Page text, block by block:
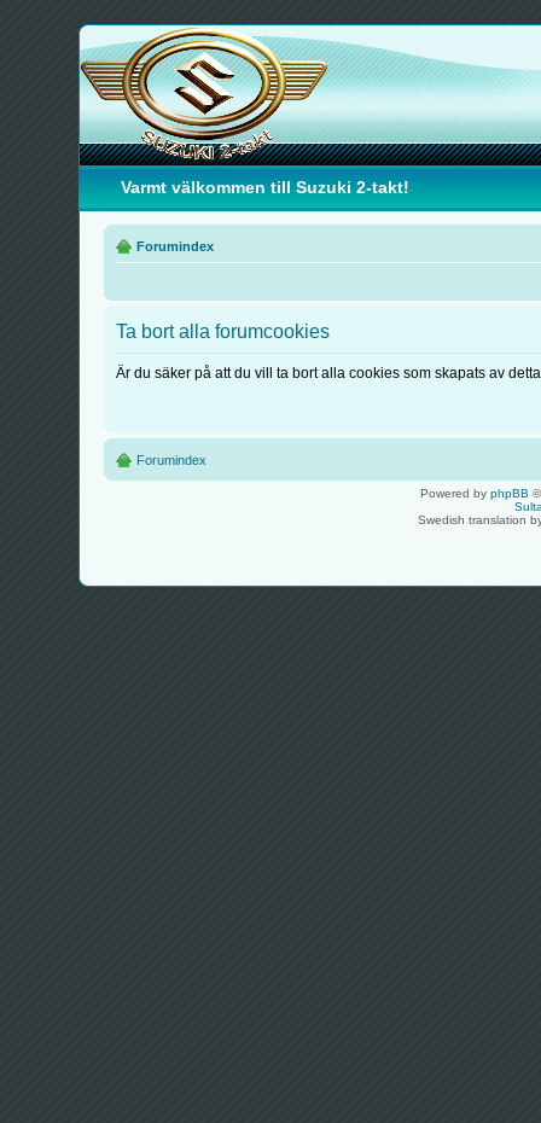
Varmt välkommen till Suzuki 2-takt!
Forumindex
Ta bort alla forumcookies
Är du säker på att du vill ta bort alla cookies som skapats av
Forumindex
Powered by phpBB
Swedish translation